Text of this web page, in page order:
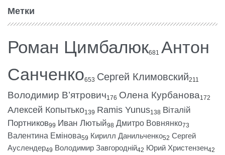
Метки
Роман Цимбалюк681 Антон
Санченко653 Сергей Климовский211
Володимир В’ятрович176 Олена Курбанова172
Алексей Копытько139 Ramis Yunus138 Віталій
Портников99 Иван Лютый98 Дмитро Вовнянко73
Валентина Емінова59 Кирилл Данильченко52 Сергей
Ауслендер49 Володимир Завгородній42 Юрий Христензен42